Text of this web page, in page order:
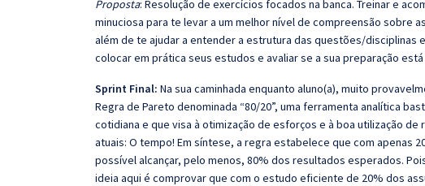
Proposta: Resolução de exercícios focados na banca. Treinar e
minuciosa para te levar a um melhor nível de compreensão sobre
além de te ajudar a entender a estrutura das questões/disciplinas
colocar em prática seus estudos e avaliar se a sua preparação
Sprint Final: Na sua caminhada enquanto aluno(a), muito
Regra de Pareto denominada “80/20”, uma ferramenta analítica
cotidiana e que visa à otimização de esforços e à boa utilização
atuais: O tempo! Em síntese, a regra estabelece que com apenas
possível alcançar, pelo menos, 80% dos resultados esperados.
ideia aqui é comprovar que com o estudo eficiente de 20% dos